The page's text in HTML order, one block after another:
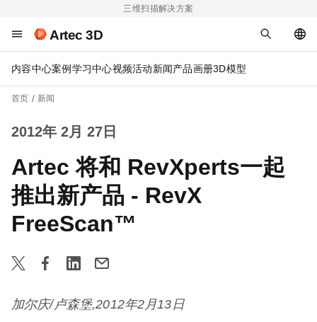
三维扫描解决方案
Artec 3D
内容中心案例 学习中心视频活动新闻产品画册3D模型
首页 新闻
2012年 2月 27日
Artec 将和 RevXperts一起
推出新产品 - RevX
FreeScan™
加尔庆/卢森堡,2012年2月13 日